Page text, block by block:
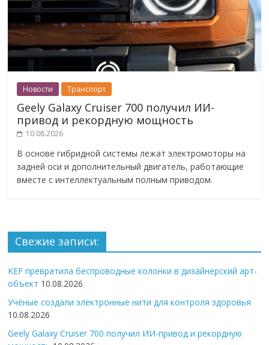
Новости Транспорт
Geely Galaxy Cruiser 700 получил ИИ-
привод и рекордную мощность
10.08.2026
В основе гибридной системы лежат электромоторы на
задней оси и дополнительный двигатель, работающие
вместе с интеллектуальным полным приводом.
Свежие записи:
KEF превратила беспроводные колонки в дизайнерский арт-
объект 10.08.2026
Учёные создали электронные нити для контроля здоровья
10.08.2026
Geely Galaxy Cruiser 700 получил ИИ-привод и рекордную